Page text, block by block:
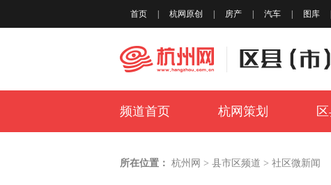
首页 杭网原创 房产 汽车 图库
频道首页 杭网策划
所在位置： 杭州网 > 县市区频道 > 社区微新闻